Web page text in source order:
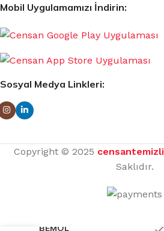
Mobil Uygulamamızı İndirin:
Sosyal Medya Linkleri:
Copyright © 2025
Saklıdır.
BEMOL